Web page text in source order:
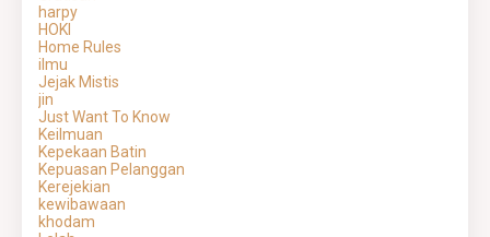
harpy
HOKI
Home Rules
ilmu
Jejak Mistis
jin
Just Want To Know
Keilmuan
Kepekaan Batin
Kepuasan Pelanggan
Kerejekian
kewibawaan
khodam